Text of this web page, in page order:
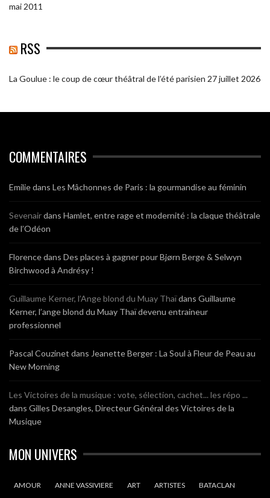
mai 2011
RSS
La Goulue : le coup de cœur théâtral de l’été parisien 27 juillet 2026
COMMENTAIRES
Emiliedans Les Mâchonnes de Paris : la gourmandise au féminin
Sevenairdans Hamlet, entre rage et modernité : la claque théâtrale
de l’Odéon
Florencedans Des places à gagner pour Bjørn Berge & Selwyn
Birchwood à Andrésy !
Guillaume Kerner, l’Ange blond du Muay Thaïdans Guillaume
Kerner, l’ange blond du Muay Thaï devenu entraineur
professionnel
Pascal Couzinet dans Jeanette Berger : La Soul à Fleur de Peau au
New Morning
Les Victoires de la musique : vote, sélection, cachet... les répo ...
dans Gilles Desangles, Directeur Général des Victoires de la
Musique
MON UNIVERS
AMOUR ANNE VASSIVIERE ART ARTISTES BATACLAN